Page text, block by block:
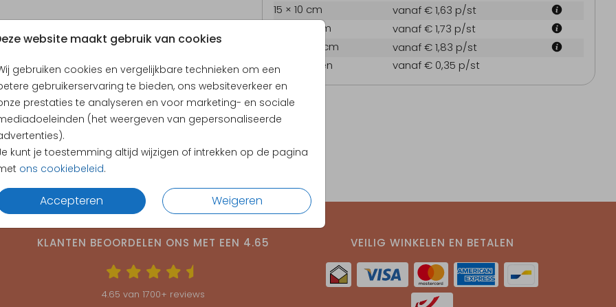
website maakt gebruik van cookies
gebruiken cookies en vergelijkbare technieken om een
gebruikerservaring te bieden, ons websiteverkeer en
prestaties te analyseren en voor marketing- en sociale
(het weergeven van gepersonaliseerde
kunt je toestemming altijd wijzigen of intrekken op de pagina
ons cookiebeleid.
Accepteren Weigeren
Geboortekaartje Kerstkaart
15 × 10 cm
vanaf € 1,63 p/st
17.1 × 11.4 cm
vanaf € 1,73 p/st
21.6 × 14.4 cm
vanaf € 1,83 p/st
Enveloppen
vanaf € 0,35 p/st
KLANTEN BEOORDELEN ONS MET EEN 4.65
4.65 van 1700+ reviews
VEILIG WINKELEN EN BETALEN